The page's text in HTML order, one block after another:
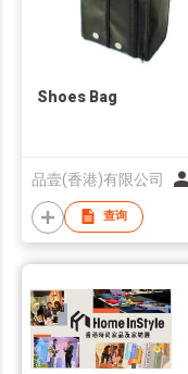
Shoes Bag
品壹(香港)有限公司
查询